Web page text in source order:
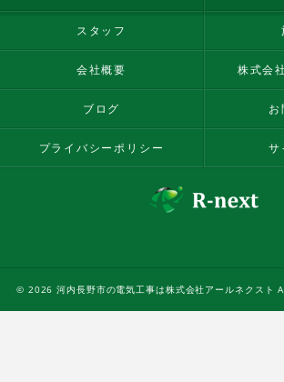
スタッフ
会社概要 株式会
ブログ お
プライバシーポリシー サ
© 2026 河内長野市の電気工事は株式会社アールネクスト